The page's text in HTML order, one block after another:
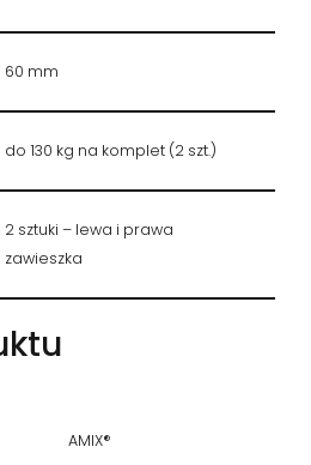
60 mm
do 130 kg na komplet (2 szt.)
2 sztuki – lewa i prawa
zawieszka
AMIX®